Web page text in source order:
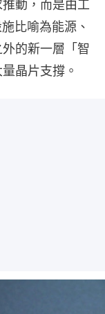
動，而是由工
比喻為能源、
的新一層「智
晶片支撐。